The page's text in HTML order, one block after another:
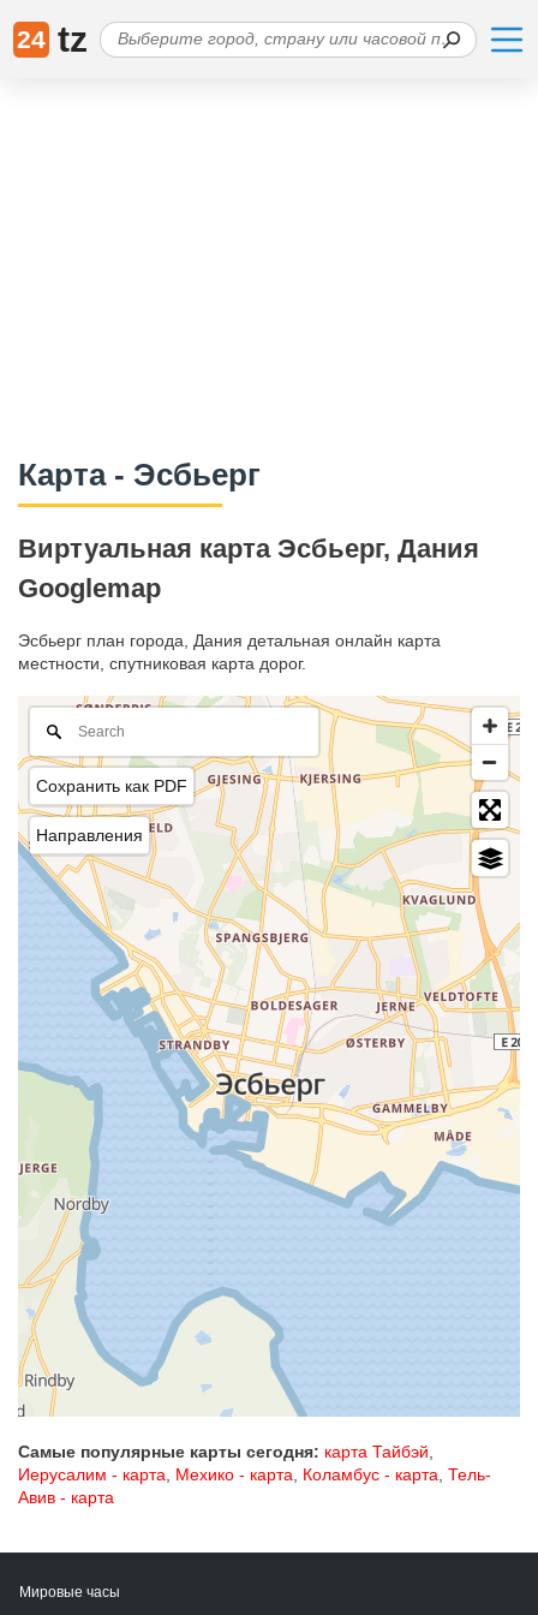
24 tz
Карта - Эсбьерг
Виртуальная карта Эсбьерг, Дания
Googlemap
Эсбьерг план города, Дания детальная онлайн карта
местности, спутниковая карта дорог.
Сохранить как PDF
Направления
Самые популярные карты сегодня: карта Тайбэй,
Иерусалим - карта, Мехико - карта, Коламбус - карта, Тель-
Авив - карта
Мировые часы